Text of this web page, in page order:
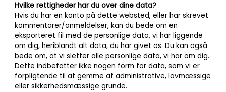
Hvilke rettigheder har du over dine data?
Hvis du har en konto på dette websted, eller har skrevet
kommentarer/anmeldelser, kan du bede om en
eksporteret fil med de personlige data, vi har liggende
om dig, heriblandt alt data, du har givet os. Du kan også
bede om, at vi sletter alle personlige data, vi har om dig.
Dette indbefatter ikke nogen form for data, som vi er
forpligtende til at gemme af administrative, lovmæssige
eller sikkerhedsmæssige grunde.